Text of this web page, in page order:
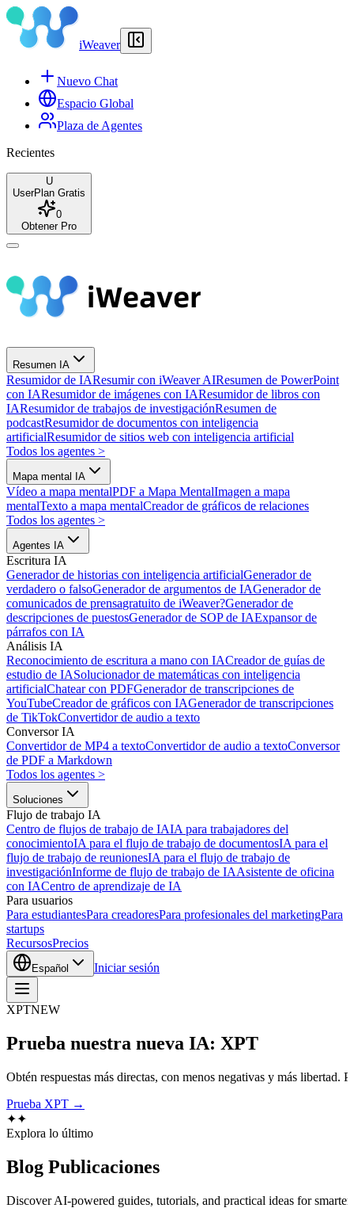
iWeaver
Nuevo Chat
Espacio Global
Plaza de Agentes
Recientes
U
UserPlan Gratis
0
Obtener Pro
Resumen IA
Resumidor de IAResumir con iWeaver AIResumen de PowerPoint
con IAResumidor de imágenes con IAResumidor de libros con
IAResumidor de trabajos de investigaciónResumen de
podcastResumidor de documentos con inteligencia
artificialResumidor de sitios web con inteligencia artificial
Todos los agentes >
Mapa mental IA
Vídeo a mapa mentalPDF a Mapa MentalImagen a mapa
mentalTexto a mapa mentalCreador de gráficos de relaciones
Todos los agentes >
Agentes IA
Escritura IA
Generador de historias con inteligencia artificialGenerador de
verdadero o falsoGenerador de argumentos de IAGenerador de
comunicados de prensagratuito de iWeaver?Generador de
descripciones de puestosGenerador de SOP de IAExpansor de
párrafos con IA
Análisis IA
Reconocimiento de escritura a mano con IACreador de guías de
estudio de IASolucionador de matemáticas con inteligencia
artificialChatear con PDFGenerador de transcripciones de
YouTubeCreador de gráficos con IAGenerador de transcripciones
de TikTokConvertidor de audio a texto
Conversor IA
Convertidor de MP4 a textoConvertidor de audio a textoConversor
de PDF a Markdown
Todos los agentes >
Soluciones
Flujo de trabajo IA
Centro de flujos de trabajo de IAIA para trabajadores del
conocimientoIA para el flujo de trabajo de documentosIA para el
flujo de trabajo de reunionesIA para el flujo de trabajo de
investigaciónInforme de flujo de trabajo de IAAsistente de oficina
con IACentro de aprendizaje de IA
Para usuarios
Para estudiantesPara creadoresPara profesionales del marketingPara
startups
RecursosPrecios
Español Iniciar sesión
XPTNEW
Prueba nuestra nueva IA: XPT
Obtén respuestas más directas, con menos negativas y más libertad.
Prueba XPT →
✦✦
Explora lo último
Blog Publicaciones
Discover AI-powered guides, tutorials, and practical ideas for